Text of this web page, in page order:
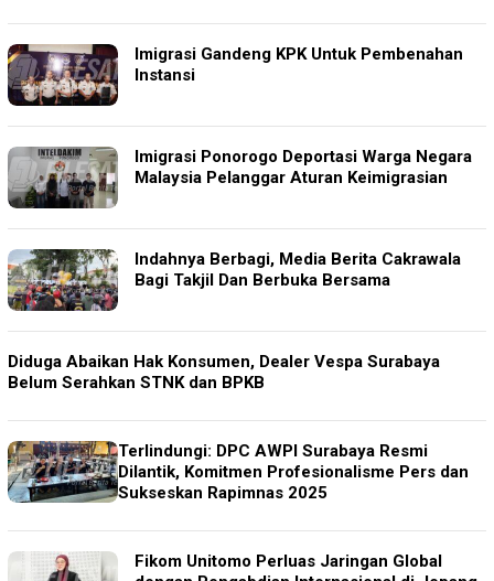
Imigrasi Gandeng KPK Untuk Pembenahan
Instansi
Imigrasi Ponorogo Deportasi Warga Negara
Malaysia Pelanggar Aturan Keimigrasian
Indahnya Berbagi, Media Berita Cakrawala
Bagi Takjil Dan Berbuka Bersama
Diduga Abaikan Hak Konsumen, Dealer Vespa Surabaya
Belum Serahkan STNK dan BPKB
Terlindungi: DPC AWPI Surabaya Resmi
Dilantik, Komitmen Profesionalisme Pers dan
Sukseskan Rapimnas 2025
Fikom Unitomo Perluas Jaringan Global